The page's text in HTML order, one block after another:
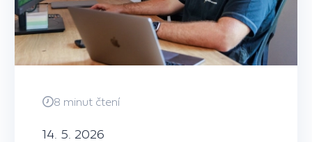
8 minut čtení
14. 5. 2026